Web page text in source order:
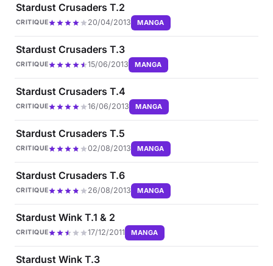
Stardust Crusaders T.2
CRITIQUE 20/04/2013 MANGA
Stardust Crusaders T.3
CRITIQUE 15/06/2013 MANGA
Stardust Crusaders T.4
CRITIQUE 16/06/2013 MANGA
Stardust Crusaders T.5
CRITIQUE 02/08/2013 MANGA
Stardust Crusaders T.6
CRITIQUE 26/08/2013 MANGA
Stardust Wink T.1 & 2
CRITIQUE 17/12/2011 MANGA
Stardust Wink T.3